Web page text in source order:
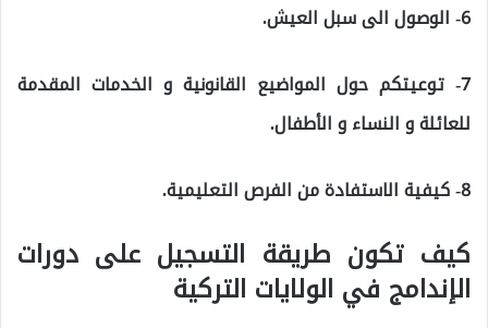
6- الوصول الى سبل العيش.
7- توعيتكم حول المواضيع القانونية و الخدمات المقدمة
للعائلة و النساء و الأطفال.
8- كيفية الاستفادة من الفرص التعليمية.
كيف تكون طريقة التسجيل على دورات
الإندامج في الولايات التركية